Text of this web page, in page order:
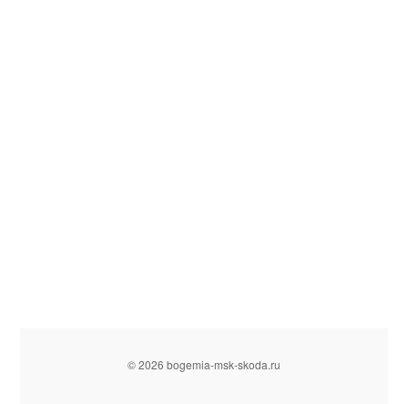
© 2026 bogemia-msk-skoda.ru